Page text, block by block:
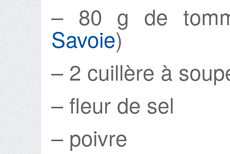
– 80 g de
Savoie)
– 2 cuillère à
– fleur de sel
– poivre